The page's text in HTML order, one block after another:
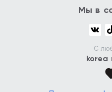
Мы в
С
korea